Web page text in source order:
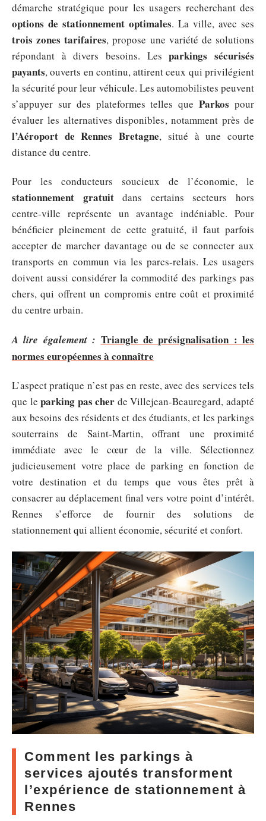
démarche stratégique pour les usagers recherchant des
options de stationnement optimales. La ville, avec ses
trois zones tarifaires, propose une variété de solutions
répondant à divers besoins. Lesparkings sécurisés
payants, ouverts en continu, attirent ceux qui privilégient
la sécurité pour leur véhicule. Les automobilistes peuvent
s’appuyer sur des plateformes telles queParkos pour
évaluer les alternatives disponibles, notamment près de
l’Aéroport de Rennes Bretagne, situé à une courte
distance du centre.
Pour les conducteurs soucieux de l’économie, le
stationnement gratuitdans certains secteurs hors
centre-ville représente un avantage indéniable. Pour
bénéficier pleinement de cette gratuité, il faut parfois
accepter de marcher davantage ou de se connecter aux
transports en commun via les parcs-relais. Les usagers
doivent aussi considérer la commodité des parkings pas
chers, qui offrent un compromis entre coût et proximité
du centre urbain.
A lire également : Triangle de présignalisation : les
normes européennes à connaître
L’aspect pratique n’est pas en reste, avec des services tels
que leparking pas cher de Villejean-Beauregard, adapté
aux besoins des résidents et des étudiants, et les parkings
souterrains de Saint-Martin, offrant une proximité
immédiate avec le cœur de la ville. Sélectionnez
judicieusement votre place de parking en fonction de
votre destination et du temps que vous êtes prêt à
consacrer au déplacement final vers votre point d’intérêt.
Rennes s’efforce de fournir des solutions de
stationnement qui allient économie, sécurité et confort.
Comment les parkings à
services ajoutés transforment
l’expérience de stationnement à
Rennes